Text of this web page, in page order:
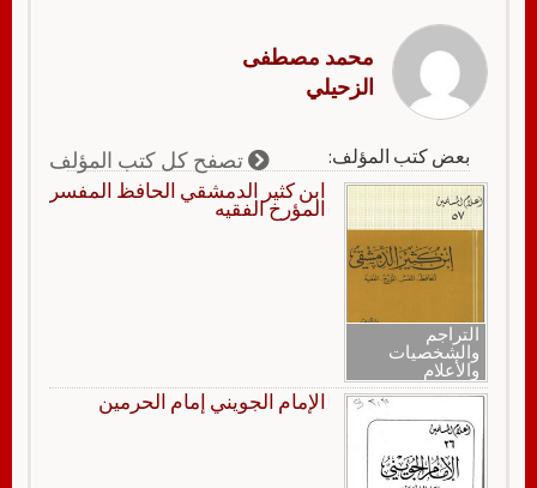
محمد مصطفى
الزحيلي
بعض كتب المؤلف: تصفح كل كتب المؤلف
التراجم
والشخصيات
والأعلام
ابن كثير الدمشقي الحافظ المفسر
المؤرخ الفقيه
الإمام الجويني إمام الحرمين